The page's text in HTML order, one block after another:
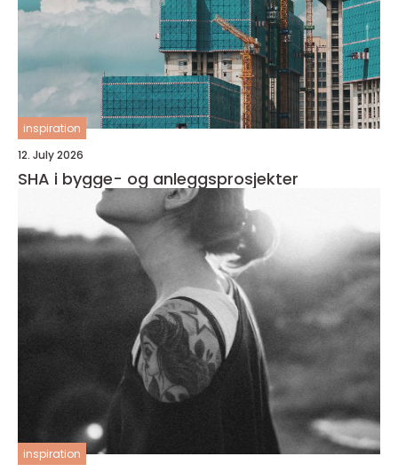
inspiration
12. July 2026
SHA i bygge- og anleggsprosjekter
inspiration